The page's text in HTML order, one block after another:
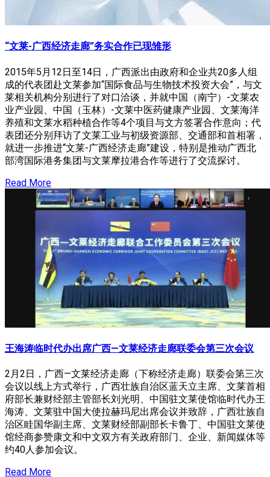
“文莱-广西经济走廊”务实合作已现雏形
2015年5月12日至14日，广西派出由政府和企业共20多人组
成的代表团赴文莱参加“国际食品与生物技术投资大会”，与文
莱相关机构分别进行了对口洽谈，并就中国（南宁）-文莱农
业产业园、中国（玉林）-文莱中医药健康产业园、文莱海洋
养殖和文莱水稻种植合作等4个项目与文方签署合作意向；代
表团还分别拜访了文莱工业与初级资源部、交通部和首相署，
就进一步推进“文莱-广西经济走廊”建设，特别是推动广西北
部湾国际港务集团与文莱摩拉港合作等进行了交流探讨。
Read More
王海涛临时代办出席广西—文莱经济走廊联委会第三次会议
2月2日，广西—文莱经济走廊（下称经济走廊）联委会第三次
会议以线上方式举行，广西壮族自治区蓝天立主席、文莱首相
府部长兼财经部主管部长刘光明、中国驻文莱使馆临时代办王
海涛、文莱驻中国大使拉赫玛尼出席会议并致辞，广西壮族自
治区眭国华副主席、文莱财经部副部长卡鲁丁、中国驻文莱使
馆经商参赞康文和中文双方有关政府部门、企业、新闻媒体等
约40人参加会议。
Read More